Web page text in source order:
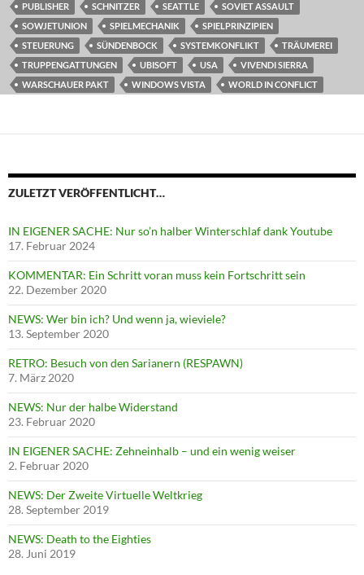
PUBLISHER SCHNITZER SEATTLE
SOVIET ASSAULT
SOWJETUNION
SPIELMECHANIK
SPIELPRINZIPIEN
STEUERUNG
SÜNDENBOCK SYSTEMKONFLIKT
TRÄUMEREI
TRUPPENGATTUNGEN
UBISOFT USA
VIVENDI SIERRA
WARSCHAUER PAKT
WINDOWS VISTA WORLD IN CONFLICT
ZULETZT VERÖFFENTLICHT…
IN EIGENER SACHE: Nur so’n halber Winterschlaf dank Youtube
17. Februar 2024
KOMMENTAR: Ein Schritt voran muss kein Fortschritt sein
22. Dezember 2020
NEWS: Wer bin ich? Und wenn ja, wieviele?
13. September 2020
RETRO: Besuch von den Sarianern (RESPAWN)
7. März 2020
NEWS: Nur der halbe Widerstand
23. Februar 2020
IN EIGENER SACHE: Zehneinhalb – und ein wenig weiser
2. Februar 2020
NEWS: Der Zweite Virtuelle Weltkrieg
28. September 2019
NEWS: Death to the Eighties
28. Juni 2019